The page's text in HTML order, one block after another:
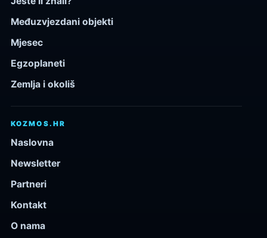
Međuzvjezdani objekti
Mjesec
Egzoplaneti
Zemlja i okoliš
KOZMOS.HR
Naslovna
Newsletter
Partneri
Kontakt
O nama